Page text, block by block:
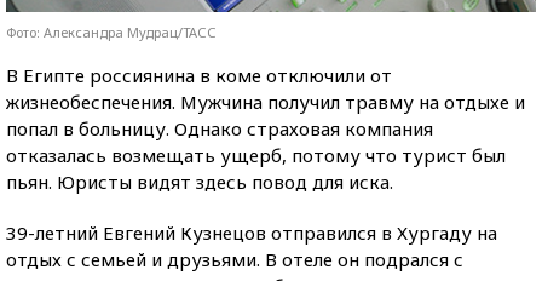
Фото: Александра Мудрац/ТАСС
В Египте россиянина в коме отключили от
жизнеобеспечения. Мужчина получил травму на отдыхе и
попал в больницу. Однако страховая компания
отказалась возмещать ущерб, потому что турист был
пьян. Юристы видят здесь повод для иска.
39-летний Евгений Кузнецов отправился в Хургаду на
отдых с семьей и друзьями. В отеле он подрался с